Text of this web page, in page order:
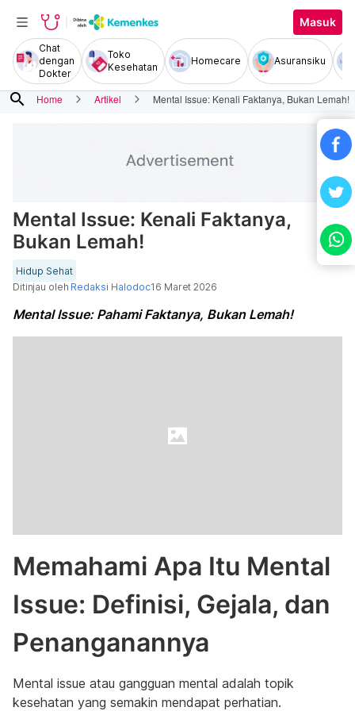
Masuk
Chat
dengan
Dokter
Toko
Kesehatan
Homecare Asuransiku
search Home Artikel Mental Issue: Kenali Faktanya, Bukan Lemah!
Mental Issue: Kenali Faktanya,
Bukan Lemah!
Hidup Sehat
Ditinjau oleh Redaksi Halodoc16 Maret 2026
Mental Issue: Pahami Faktanya, Bukan Lemah!
Memahami Apa Itu Mental
Issue: Definisi, Gejala, dan
Penanganannya
Mental issue atau gangguan mental adalah topik
kesehatan yang semakin mendapat perhatian.